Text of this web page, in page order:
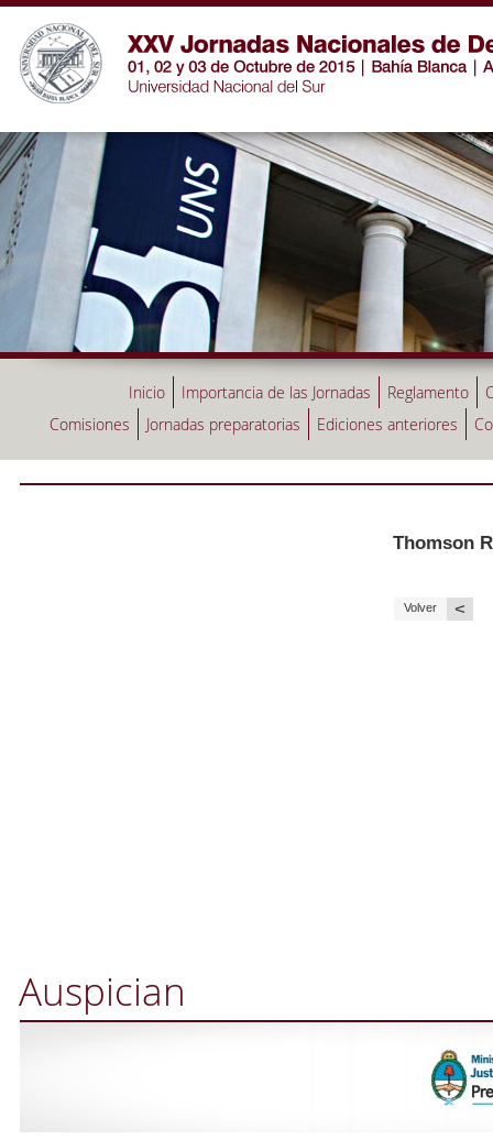
Inicio Importancia de las Jornadas Reglamento
Comisiones
Jornadas preparatorias Ediciones anteriores
Thomson
Volver <
Auspician